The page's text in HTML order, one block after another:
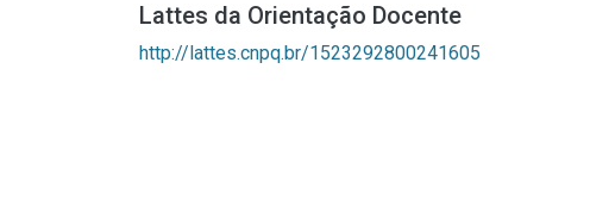
Lattes da Orientação Docente
http://lattes.cnpq.br/1523292800241605